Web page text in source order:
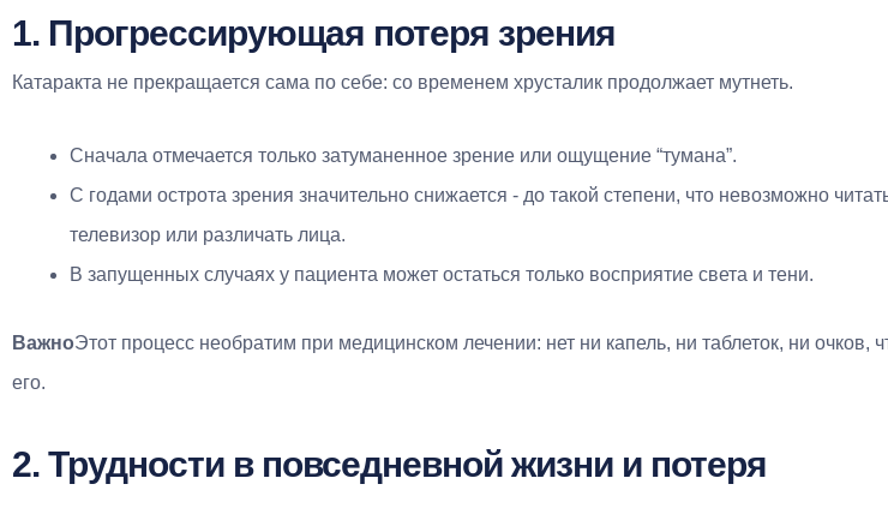
1. Прогрессирующая потеря зрения
Катаракта не прекращается сама по себе: со временем хрусталик продолжает мутнеть.
Сначала отмечается только затуманенное зрение или ощущение “тумана”.
С годами острота зрения значительно снижается - до такой степени, что невозможно
телевизор или различать лица.
В запущенных случаях у пациента может остаться только восприятие света и тени.
ВажноЭтот процесс необратим при медицинском лечении: нет ни капель, ни таблеток, ни очков,
его.
2. Трудности в повседневной жизни и потеря